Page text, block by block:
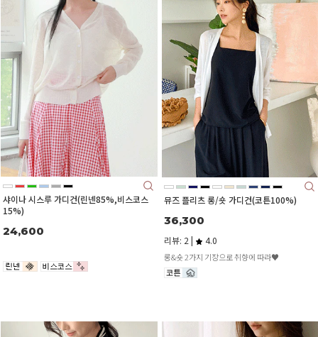
샤이나 시스루 가디건(린넨85%,비스코스
15%)
24,600
뮤즈 플리츠 롱/숏 가디건(코튼100%)
36,300
리뷰: 2 | 4.0
롱&숏 2가지 기장으로 취향에 따라♥